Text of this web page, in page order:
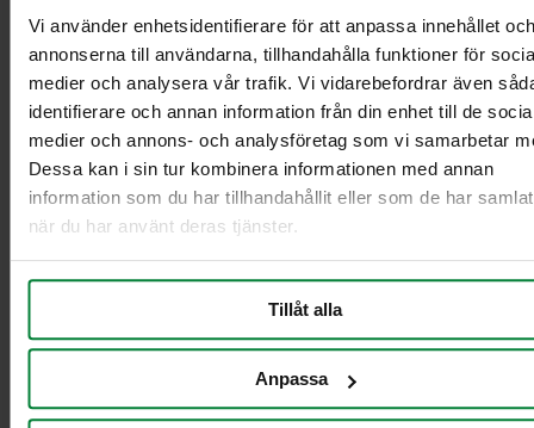
Vi använder enhetsidentifierare för att anpassa innehållet och
annonserna till användarna, tillhandahålla funktioner för
medier och analysera vår trafik. Vi vidarebefordrar även
identifierare och annan information från din enhet till de
medier och annons- och analysföretag som vi samarbetar
Dessa kan i sin tur kombinera informationen med annan
information som du har tillhandahållit eller som de har
när du har använt deras tjänster.
Tillåt alla
Anpassa
behållare
Lock till 42 L behållare
Lock 60 L behållare
Gängat lock 60 L
Lock 60L med 2 inkast
Lock 60 L med
pappersinkast